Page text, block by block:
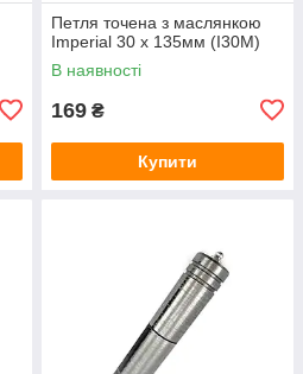
Петля точена з маслянкою
Imperial 30 x 135мм (I30M)
В наявності
169 ₴
Купити